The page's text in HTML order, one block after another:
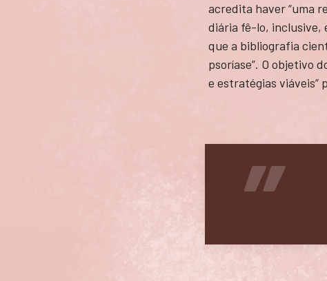
acredita haver “uma
diária fê-lo, inclusive,
que a bibliografia
psoríase”. O objetivo
e estratégias viáveis”